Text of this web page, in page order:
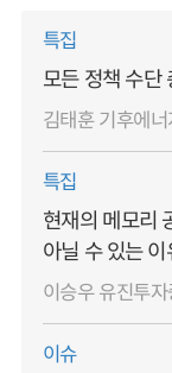
특집
모든 정책 수단
김태훈 기후에
특집
현재의 메모리
아닐 수 있는 이
이승우 유진투
이슈